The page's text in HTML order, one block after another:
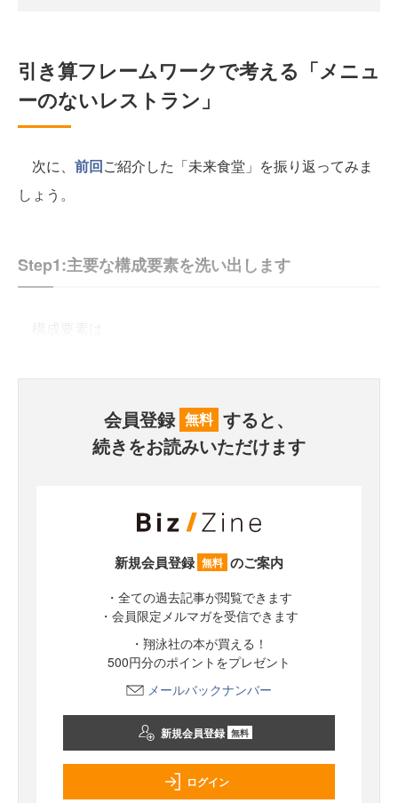
引き算フレームワークで考える「メニュ
ーのないレストラン」
次に、 前回ご紹介した「未来食堂」を振り返ってみま
しょう。
Step1:主要な構成要素を洗い出します
会員登録 無料 すると、
続きをお読みいただけます
新規会員登録 無料 のご案内
・全ての過去記事が閲覧できます
・会員限定メルマガを受信できます
・翔泳社の本が買える！
500円分のポイントをプレゼント
メールバックナンバー
新規会員登録 無料
ログイン